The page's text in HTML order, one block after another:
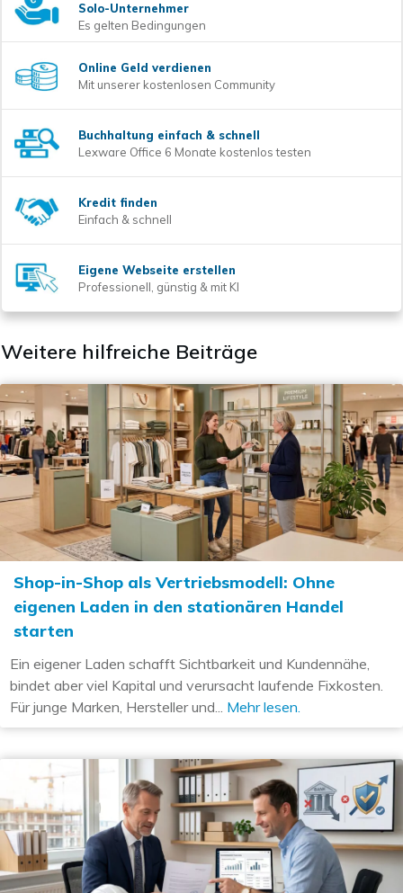
Solo-Unternehmer
Es gelten Bedingungen
Online Geld verdienen
Mit unserer kostenlosen Community
Buchhaltung einfach & schnell
Lexware Office 6 Monate kostenlos testen
Kredit finden
Einfach & schnell
Eigene Webseite erstellen
Professionell, günstig & mit KI
Weitere hilfreiche Beiträge
Shop-in-Shop als Vertriebsmodell: Ohne
eigenen Laden in den stationären Handel
starten
Ein eigener Laden schafft Sichtbarkeit und Kundennähe,
bindet aber viel Kapital und verursacht laufende Fixkosten.
Für junge Marken, Hersteller und... Mehr lesen.